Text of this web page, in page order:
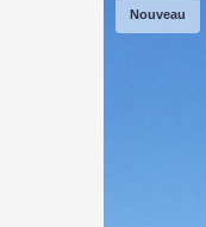
Nouveau